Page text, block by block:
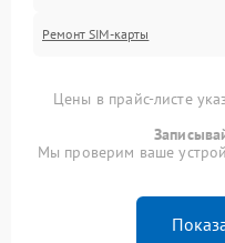
Ремонт SIM-карты
Цены в прайс-листе
Мы проверим ваше